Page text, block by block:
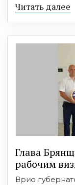
Читать далее
Глава
рабочим
Врио